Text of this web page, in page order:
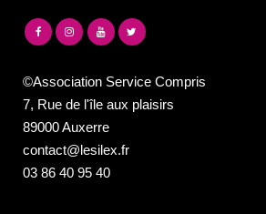
©Association Service Compris
7, Rue de l'île aux plaisirs
89000 Auxerre
contact@lesilex.fr
03 86 40 95 40